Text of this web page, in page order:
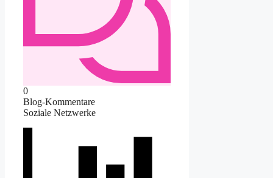
0
Blog-Kommentare
Soziale Netzwerke